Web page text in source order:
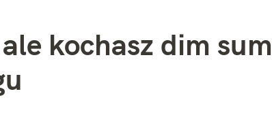
kochasz dim